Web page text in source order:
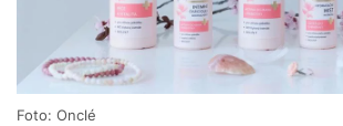
Foto: Onclé